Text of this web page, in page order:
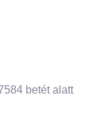
betét alatt